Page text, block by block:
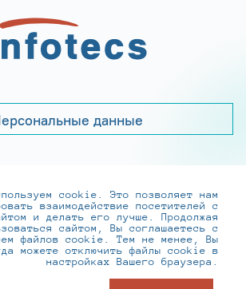
данные
737-6192, 8-800-250-0-260
,hr@infotecs.ru
Отрадная ул., 2Б строение 1
cookie. Это позволяет нам
взаимодействие посетителей с
и делать его лучше. Продолжая
сайтом, Вы соглашаетесь с
файлов cookie. Тем не менее, Вы
можете отключить файлы cookie в
настройках Вашего браузера.